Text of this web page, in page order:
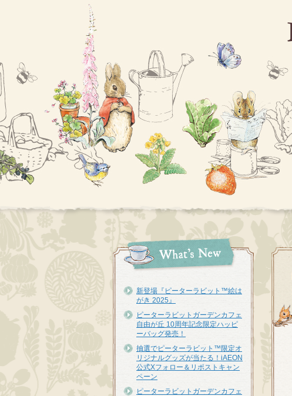
新登場『ピーターラビット™︎絵は
がき 2025』
ピーターラビットガーデンカフェ
自由が丘 10周年記念限定ハッピ
ーバッグ発売！
抽選でピーターラビット™限定オ
リジナルグッズが当たる！iAEON
公式Xフォロー＆リポストキャン
ペーン
ピーターラビットガーデンカフェ